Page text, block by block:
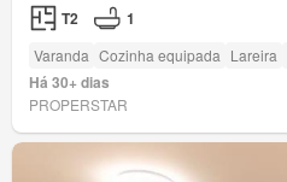
T2 1
Varanda Cozinha equipada Lareira
Há 30+ dias
PROPERSTAR